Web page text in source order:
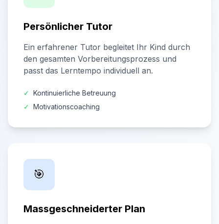
Persönlicher Tutor
Ein erfahrener Tutor begleitet Ihr Kind durch
den gesamten Vorbereitungsprozess und
passt das Lerntempo individuell an.
✓ Kontinuierliche Betreuung
✓ Motivationscoaching
🎯
Massgeschneiderter Plan